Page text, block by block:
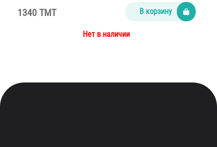
1340 TMT В корзину
Нет в наличии